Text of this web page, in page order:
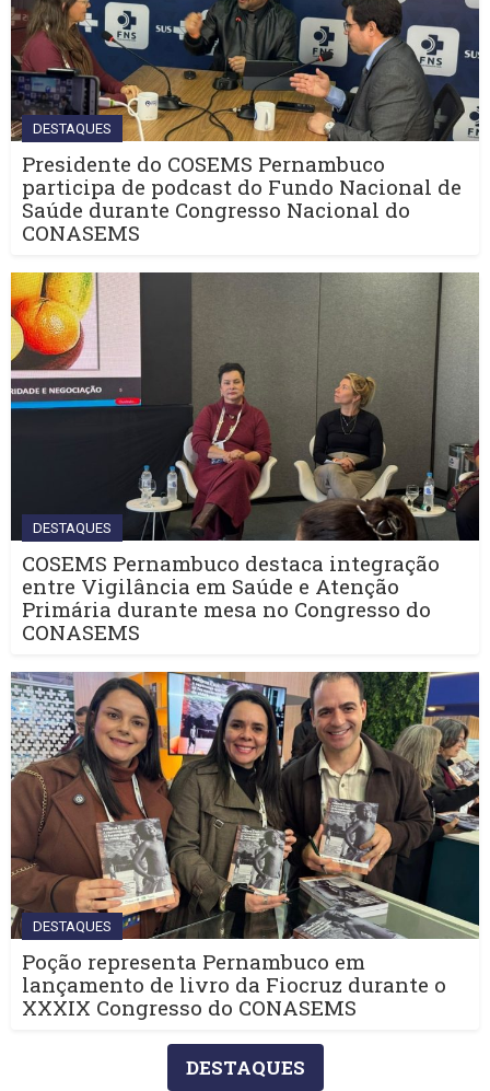
DESTAQUES
Presidente do COSEMS Pernambuco
participa de podcast do Fundo Nacional de
Saúde durante Congresso Nacional do
CONASEMS
DESTAQUES
COSEMS Pernambuco destaca integração
entre Vigilância em Saúde e Atenção
Primária durante mesa no Congresso do
CONASEMS
DESTAQUES
Poção representa Pernambuco em
lançamento de livro da Fiocruz durante o
XXXIX Congresso do CONASEMS
DESTAQUES